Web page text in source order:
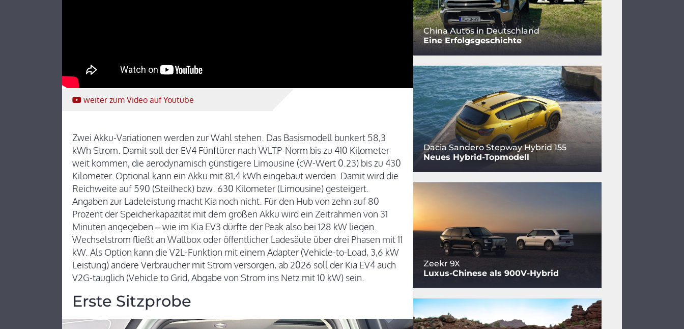
weiter zum Video auf Youtube
Zwei Akku-Variationen werden zur Wahl stehen. Das Basismodell bunkert 58,3
kWh Strom. Damit soll der EV4 Fünftürer nach WLTP-Norm bis zu 410 Kilometer
weit kommen, die aerodynamisch günstigere Limousine (cW-Wert 0.23) bis zu 430
Kilometer. Optional kann ein Akku mit 81,4 kWh eingebaut werden. Damit wird die
Reichweite auf 590 (Steilheck) bzw. 630 Kilometer (Limousine) gesteigert.
Angaben zur Ladeleistung macht Kia noch nicht. Für den Hub von zehn auf 80
Prozent der Speicherkapazität mit dem großen Akku wird ein Zeitrahmen von 31
Minuten angegeben – wie im Kia EV3 dürfte der Peak also bei 128 kW liegen.
Wechselstrom fließt an Wallbox oder öffentlicher Ladesäule über drei Phasen mit 11
kW. Als Option kann die V2L-Funktion mit einem Adapter (Vehicle-to-Load, 3,6 kW
Leistung) andere Verbraucher mit Strom versorgen, ab 2026 soll der Kia EV4 auch
V2G-tauglich (Vehicle to Grid, Abgabe von Strom ins Netz mit 10 kW) sein.
Erste Sitzprobe
China Autos in Deutschland
Eine Erfolgsgeschichte
Dacia Sandero Stepway Hybrid 155
Neues Hybrid-Topmodell
Zeekr 9X
Luxus-Chinese als 900V-Hybrid